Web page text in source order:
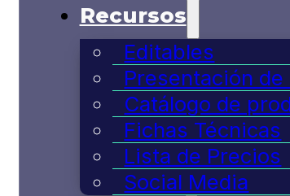
Recursos
Editables
Presentación
Catálogo de
Fichas Técnicas
Lista de Precios
Social Media